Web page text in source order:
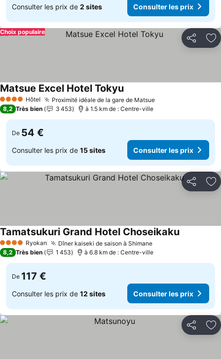
Consulter les prix de 2 sites Consulter les prix
Partager
Choix populaire
4 Étoiles Hôtel Proximité idéale de la gare de MatsueConsulter les prix
Matsue Excel Hotel TokyuConsulter les prix
8,2 Très bien 3 453 à 1.5 km de : Centre-ville
De 54 €
Consulter les prix de 15 sites Consulter les prix
Partager
4 Étoiles Ryokan Dîner kaiseki de saison à ShimaneConsulter les prix
Tamatsukuri Grand Hotel ChoseikakuConsulter
8,2 Très bien 1 453 à 6.8 km de : Centre-ville
De 117 €
Consulter les prix de 12 sites Consulter les prix
Partager